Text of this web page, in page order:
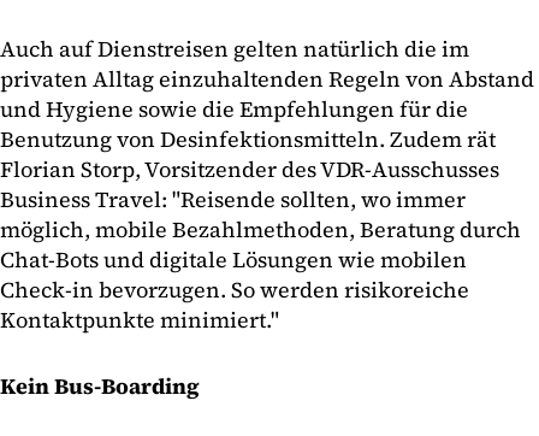
Auch auf Dienstreisen gelten natürlich die im
privaten Alltag einzuhaltenden Regeln von Abstand
und Hygiene sowie die Empfehlungen für die
Benutzung von Desinfektionsmitteln. Zudem rät
Florian Storp, Vorsitzender des VDR-Ausschusses
Business Travel: "Reisende sollten, wo immer
möglich, mobile Bezahlmethoden, Beratung durch
Chat-Bots und digitale Lösungen wie mobilen
Check-in bevorzugen. So werden risikoreiche
Kontaktpunkte minimiert."
Kein Bus-Boarding